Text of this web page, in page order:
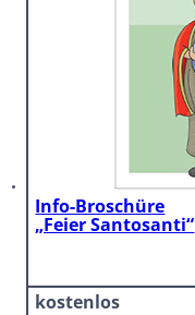
Info-Broschüre
„Feier Santosanti“
kostenlos